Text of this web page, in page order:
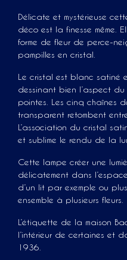
Délicate et mystérieuse
déco est la finesse même.
forme de fleur de perce-
pampilles en cristal.
Le cristal est blanc satiné
dessinant bien l’aspect
pointes. Les cinq chaînes
transparent retombent
L’association du cristal
et sublime le rendu de la
Cette lampe créer une
délicatement dans
d’un lit par exemple ou
ensemble à plusieurs fleurs.
L’étiquette de la maison
l’intérieur de certaines et
1936.